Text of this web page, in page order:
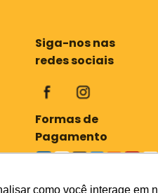
como você interage em
Siga-nos nas
redes sociais
Formas de
Pagamento